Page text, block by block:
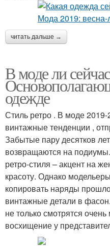
читать дальше →
В моде ли
одежде
Стиль ретро . В моде
винтажные тенденции ,
Забытые пару десятков
возвращаются на
ретро-стиля – акцент на
красоту. Однако
копировать наряды
винтажные детали в
не только смотрятся
восхищение у